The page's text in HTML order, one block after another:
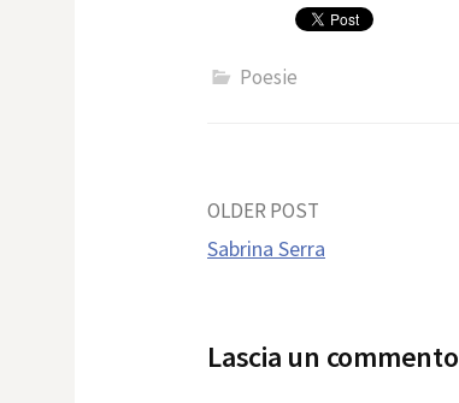
Poesie
Post
OLDER POST
Sabrina Serra
Lascia un commento